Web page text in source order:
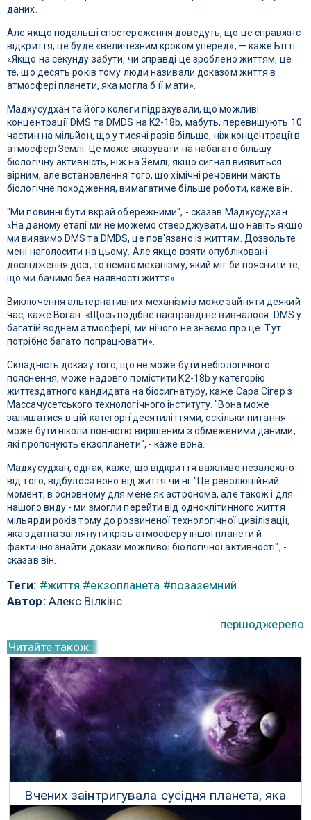
даних.
Але якщо подальші спостереження доведуть, що це справжнє
відкриття, це буде «величезним кроком уперед», — каже Бітті.
«Якщо на секунду забути, чи справді це зроблено життям, це
те, що десять років тому люди називали доказом життя в
атмосфері планети, яка могла б її мати».
Мадхусудхан та його колеги підрахували, що можливі
концентрації DMS та DMDS на K2-18b, мабуть, перевищують 10
частин на мільйон, що у тисячі разів більше, ніж концентрації в
атмосфері Землі. Це може вказувати на набагато більшу
біологічну активність, ніж на Землі, якщо сигнал виявиться
вірним, але встановлення того, що хімічні речовини мають
біологічне походження, вимагатиме більше роботи, каже він.
"Ми повинні бути вкрай обережними", - сказав Мадхусудхан.
«На даному етапі ми не можемо стверджувати, що навіть якщо
ми виявимо DMS та DMDS, це пов'язано із життям. Дозвольте
мені наголосити на цьому. Але якщо взяти опубліковані
дослідження досі, то немає механізму, який міг би пояснити те,
що ми бачимо без наявності життя».
Виключення альтернативних механізмів може зайняти деякий
час, каже Воган. «Щось подібне насправді не вивчалося. DMS у
багатій воднем атмосфері, ми нічого не знаємо про це. Тут
потрібно багато попрацювати».
Складність доказу того, що не може бути небіологічного
пояснення, може надовго помістити K2-18b у категорію
життєздатного кандидата на біосигнатуру, каже Сара Сігер з
Массачусетського технологічного інституту. "Вона може
залишатися в цій категорії десятиліттями, оскільки питання
може бути ніколи повністю вирішеним з обмеженими даними,
які пропонують екзопланети", - каже вона.
Мадхусудхан, однак, каже, що відкриття важливе незалежно
від того, відбулося воно від життя чи ні. "Це революційний
момент, в основному для мене як астронома, але також і для
нашого виду - ми змогли перейти від одноклітинного життя
мільярди років тому до розвиненої технологічної цивілізації,
яка здатна заглянути крізь атмосферу іншої планети й
фактично знайти докази можливої ​​біологічної активності", -
сказав він.
Теги: #життя #екзопланета #позаземний
Автор:Алекс Вілкінс
першоджерело
Читайте також:
Вчених заінтригувала сусідня планета, яка
потенційно може підтримувати життя